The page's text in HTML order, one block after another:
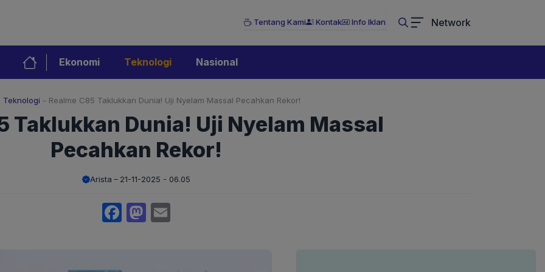
Tentang Kami Kontak Info Iklan Network
Ekonomi Teknologi Nasional
Teknologi - Realme C85 Taklukkan Dunia! Uji Nyelam Massal Pecahkan Rekor!
Taklukkan Dunia! Uji Nyelam Massal
Pecahkan Rekor!
Arista 21-11-2025 - 06.05
Facebook
Mastodon